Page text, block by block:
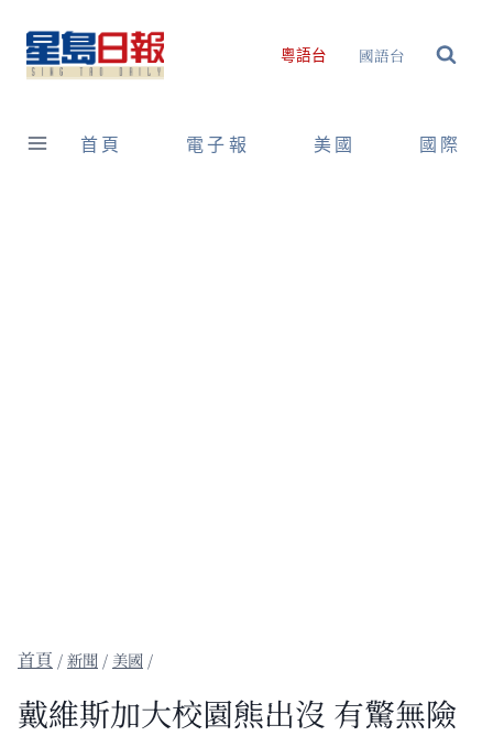
content
粵語台 國語台
首頁 電子報 美國 國際
/新聞 / 美國 /
戴維斯加大校園熊出沒 有驚無險